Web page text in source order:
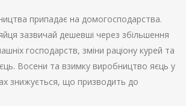
припадає на домогосподарства.
зазвичай дешевші через збільшення
господарств, зміни раціону курей та
Восени та взимку виробництво яєць у
знижується, що призводить до